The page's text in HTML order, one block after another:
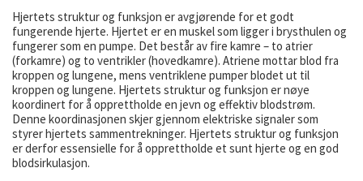
Hjertets struktur og funksjon er avgjørende for et godt
fungerende hjerte. Hjertet er en muskel som ligger i brysthulen og
fungerer som en pumpe. Det består av fire kamre – to atrier
(forkamre) og to ventrikler (hovedkamre). Atriene mottar blod fra
kroppen og lungene, mens ventriklene pumper blodet ut til
kroppen og lungene. Hjertets struktur og funksjon er nøye
koordinert for å opprettholde en jevn og effektiv blodstrøm.
Denne koordinasjonen skjer gjennom elektriske signaler som
styrer hjertets sammentrekninger. Hjertets struktur og funksjon
er derfor essensielle for å opprettholde et sunt hjerte og en god
blodsirkulasjon.